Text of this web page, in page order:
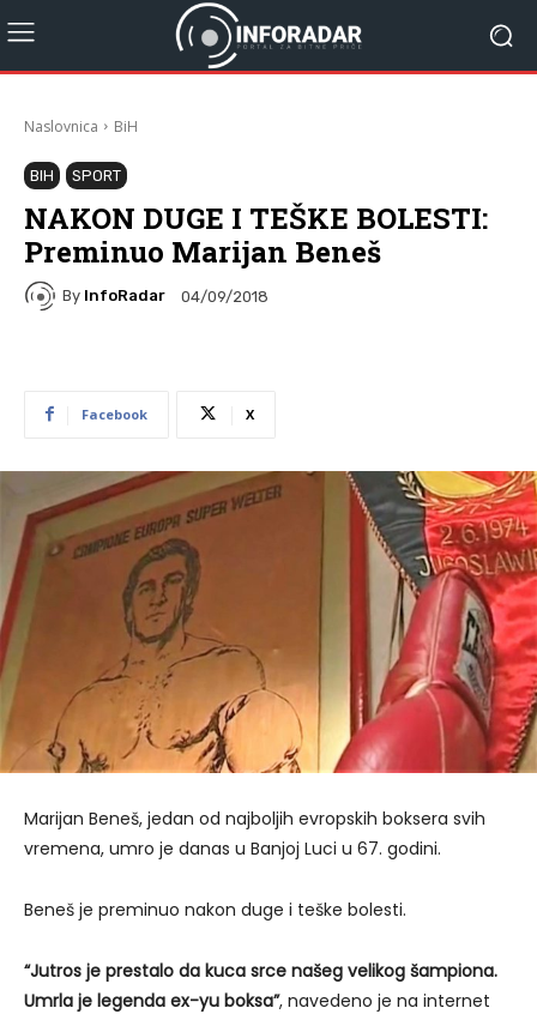
Naslovnica BiH
BIH SPORT
NAKON DUGE I TEŠKE BOLESTI:
Preminuo Marijan Beneš
By InfoRadar 04/09/2018
Facebook X
Marijan Beneš, jedan od najboljih evropskih boksera svih
vremena, umro je danas u Banjoj Luci u 67. godini.
Beneš je preminuo nakon duge i teške bolesti.
“Jutros je prestalo da kuca srce našeg velikog šampiona.
Umrla je legenda ex-yu boksa”, navedeno je na internet